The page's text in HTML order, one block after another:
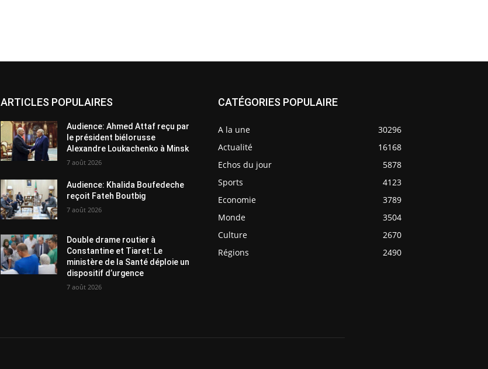
ARTICLES POPULAIRES
Audience: Ahmed Attaf reçu par
le président biélorusse
Alexandre Loukachenko à Minsk
7 août 2026
Audience: Khalida Boufedeche
reçoit Fateh Boutbig
7 août 2026
Double drame routier à
Constantine et Tiaret: Le
ministère de la Santé déploie un
dispositif d’urgence
7 août 2026
CATÉGORIES POPULAIRE
A la une
30296
Actualité
16168
Echos du jour
5878
Sports
4123
Economie
3789
Monde
3504
Culture
2670
Régions
2490